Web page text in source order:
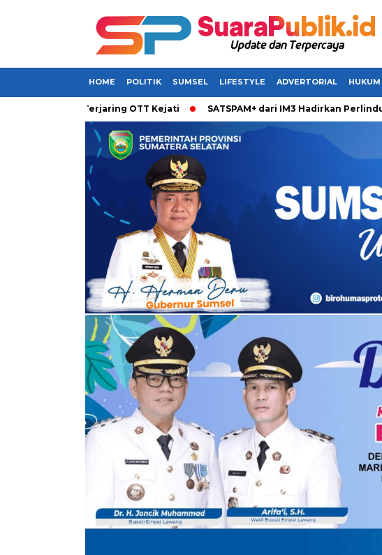
HOME POLITIK SUMSEL LIFESTYLE ADVERTORIAL HUKUM
Terjaring OTT Kejati SATSPAM+ dari IM3 Hadirkan Perlindungan